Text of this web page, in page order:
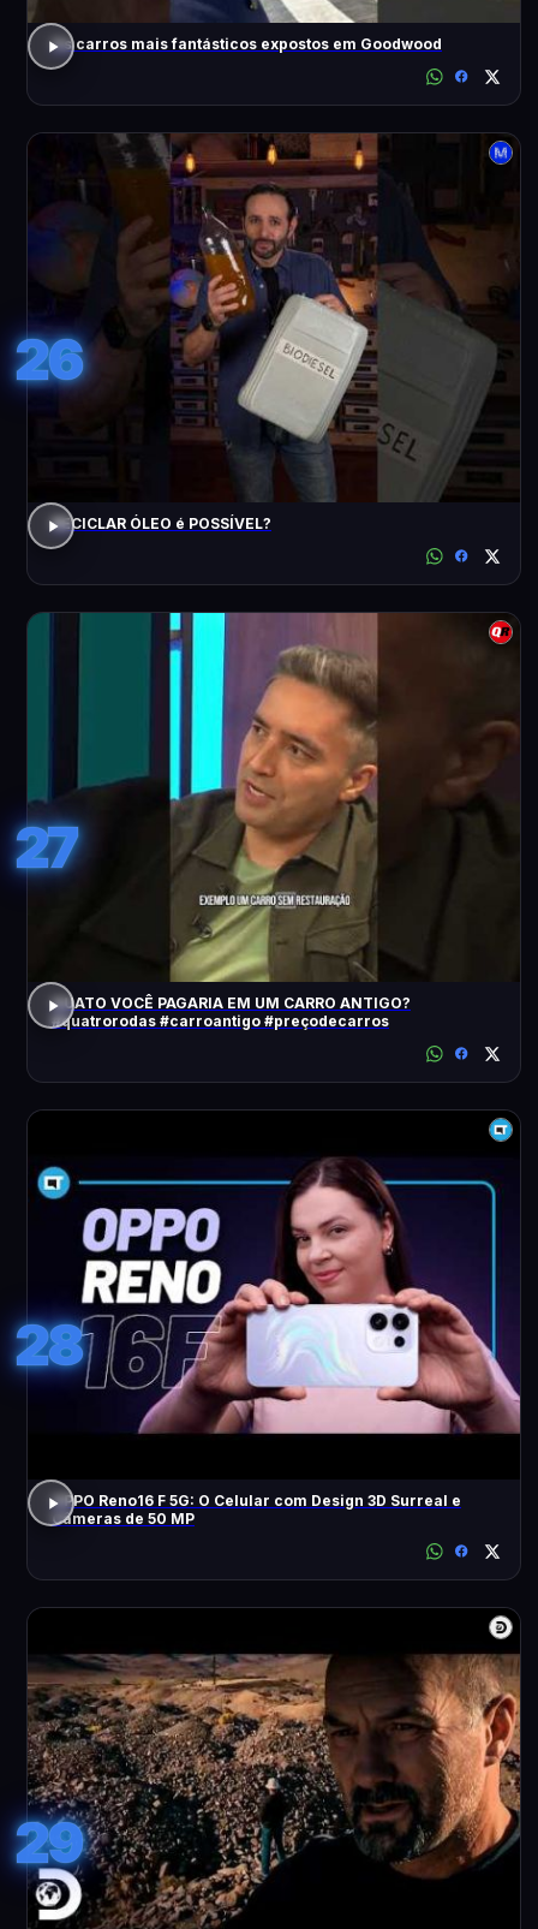
Os carros mais fantásticos expostos em Goodwood
26
RECICLAR ÓLEO é POSSÍVEL?
27
QUATO VOCÊ PAGARIA EM UM CARRO ANTIGO?
#quatrorodas #carroantigo #preçodecarros
28
OPPO Reno16 F 5G: O Celular com Design 3D Surreal e
Câmeras de 50 MP
29